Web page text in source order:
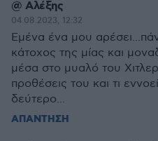
@ Αλέξης
04.08.2023, 12:32
Εμένα ένα μου
κάτοχος της μίας και
μέσα στο μυαλό του
προθέσεις του και τι
δεύτερο...
ΑΠΑΝΤΗΣΗ